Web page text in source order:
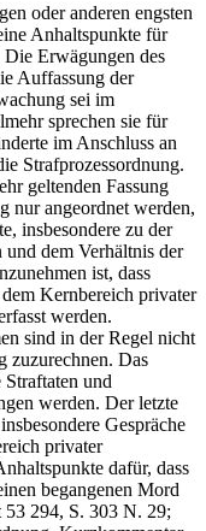
oder anderen engsten
Anhaltspunkte für
Erwägungen des
Auffassung der
sei im
sprechen sie für
im Anschluss an
Strafprozessordnung.
geltenden Fassung
nur angeordnet werden,
insbesondere zu der
dem Verhältnis der
ist, dass
Kernbereich privater
werden.
sind in der Regel nicht
zuzurechnen. Das
und
werden. Der letzte
Gespräche
privater
dafür, dass
begangenen Mord
294, S. 303 N. 29;